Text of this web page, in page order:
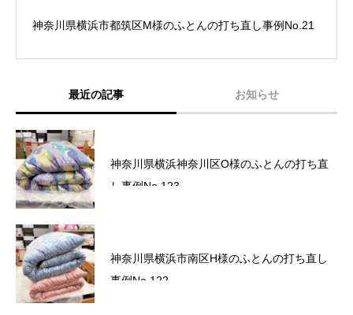
神奈川県横浜市都筑区M様のふとんの打ち直し事例No.21
最近の記事 お知らせ
神奈川県横浜神奈川区O様のふとんの打ち直
し事例No.123
神奈川県横浜市南区H様のふとんの打ち直し
事例No.122
六角橋商店街プレミアム商品券完売いたしま
した。
六角橋商店街プレミアム商品券のお知らせ